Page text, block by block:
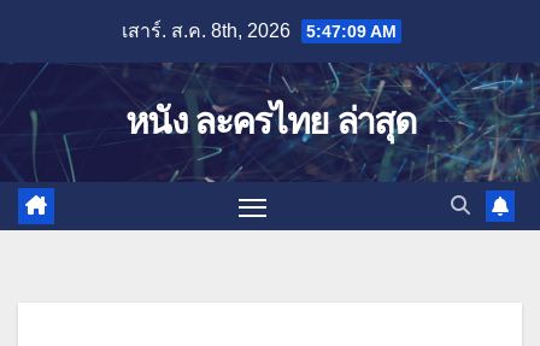
content
เสาร์. ส.ค. 8th, 2026 5:47:10 AM
หนัง ละครไทย ล่าสุด